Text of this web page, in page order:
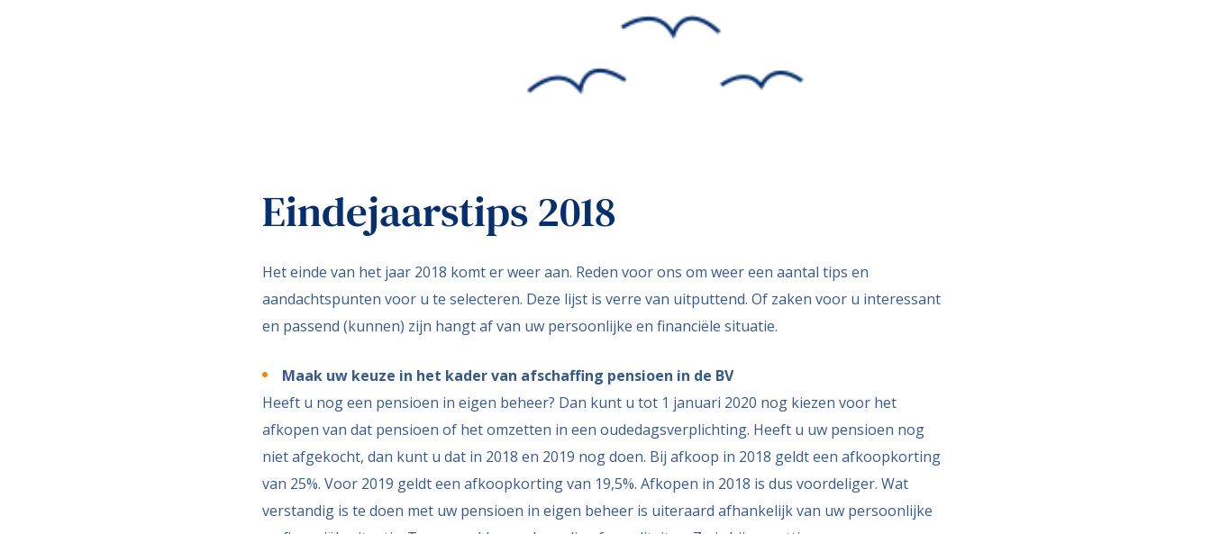
Eindejaarstips 2018
Het einde van het jaar 2018 komt er weer aan. Reden voor ons om weer een aantal tips en
aandachtspunten voor u te selecteren. Deze lijst is verre van uitputtend. Of zaken voor u interessant
en passend (kunnen) zijn hangt af van uw persoonlijke en financiële situatie.
Maak uw keuze in het kader van afschaffing pensioen in de BV
Heeft u nog een pensioen in eigen beheer? Dan kunt u tot 1 januari 2020 nog kiezen voor het
afkopen van dat pensioen of het omzetten in een oudedagsverplichting. Heeft u uw pensioen nog
niet afgekocht, dan kunt u dat in 2018 en 2019 nog doen. Bij afkoop in 2018 geldt een afkoopkorting
van 25%. Voor 2019 geldt een afkoopkorting van 19,5%. Afkopen in 2018 is dus voordeliger. Wat
verstandig is te doen met uw pensioen in eigen beheer is uiteraard afhankelijk van uw persoonlijke